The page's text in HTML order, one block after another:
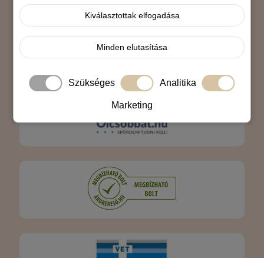
Kiválasztottak elfogadása
Minden elutasítása
Szükséges Analitika
Marketing